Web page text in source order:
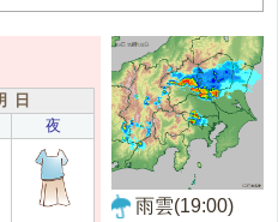
日
夜
雨雲(19:00)